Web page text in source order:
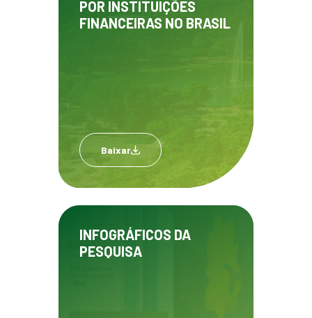
POR INSTITUIÇÕES
FINANCEIRAS NO BRASIL
Baixar
INFOGRÁFICOS DA
PESQUISA